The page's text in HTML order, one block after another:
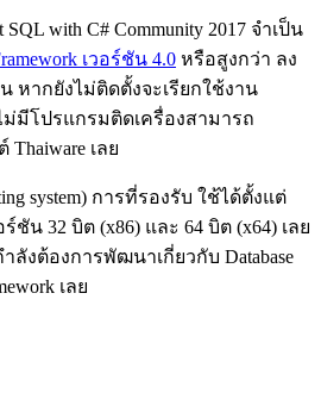
with C# Community 2017 จำเป็น
เวอร์ชัน 4.0 หรือสูงกว่า ลง
หากยังไม่ติดตั้งจะเรียกใช้งาน
มีโปรแกรมติดเครื่องสามารถ
เลย
system) การที่รองรับ ใช้ได้ตั้งแต่
ชัน 32 บิต (x86) และ 64 บิต (x64) เลย
งต้องการพัฒนาเกี่ยวกับ Database
เลย